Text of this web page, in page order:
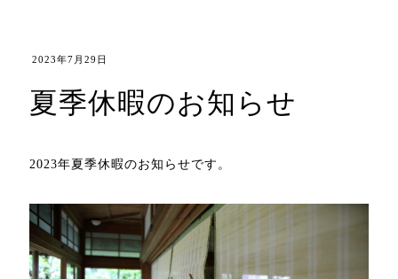
2023年7月29日
夏季休暇のお知らせ
2023年夏季休暇のお知らせです。